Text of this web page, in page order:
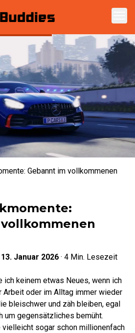
Gebannt im vollkommenen
13. Januar 2026 · 4 Min. Lesezeit
ich keinem etwas Neues, wenn ich
Arbeit oder im Alltag immer wieder
bleischwer und zäh bleiben, egal
um gegensätzliches bemüht.
vielleicht sogar schon millionenfach